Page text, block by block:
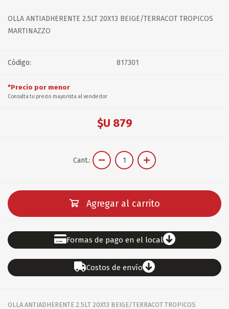
OLLA ANTIADHERENTE 2.5LT 20X13 BEIGE/TERRACOT TROPICOS
MARTINAZZO
Código: 817301
*Precio por menor
Consulta tu precio mayorista al vendedor
$U 879
Cant.:
Agregar al carrito
Formas de pago en el local
Costos de envío
OLLA ANTIADHERENTE 2.5LT 20X13 BEIGE/TERRACOT TROPICOS